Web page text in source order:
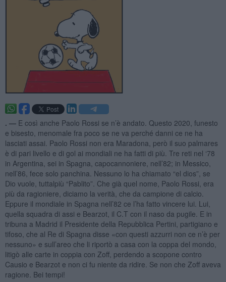
. — E così anche Paolo Rossi se n’è andato. Questo 2020, funesto
e bisesto, menomale fra poco se ne va perché danni ce ne ha
lasciati assai. Paolo Rossi non era Maradona, però il suo palmares
è di pari livello e di gol ai mondiali ne ha fatti di più. Tre reti nel ‘78
in Argentina, sei in Spagna, capocannoniere, nell’82; in Messico,
nell’86, fece solo panchina. Nessuno lo ha chiamato “el dios”, se
Dio vuole, tuttalpiù “Pablito”. Che già quel nome, Paolo Rossi, era
più da ragioniere, diciamo la verità, che da campione di calcio.
Eppure il mondiale in Spagna nell’82 ce l’ha fatto vincere lui. Lui,
quella squadra di assi e Bearzot, il C.T con il naso da pugile. E in
tribuna a Madrid il Presidente della Repubblica Pertini, partigiano e
tifoso, che al Re di Spagna disse «con questi azzurri non ce n’è per
nessuno» e sull’areo che li riportò a casa con la coppa del mondo,
litigò alle carte in coppia con Zoff, perdendo a scopone contro
Causio e Bearzot e non ci fu niente da ridire. Se non che Zoff aveva
ragione. Bei tempi!